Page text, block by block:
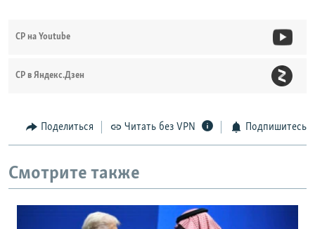
СР на Youtube
СР в Яндекс.Дзен
Поделиться Читать без VPN Подпишитесь
Смотрите также